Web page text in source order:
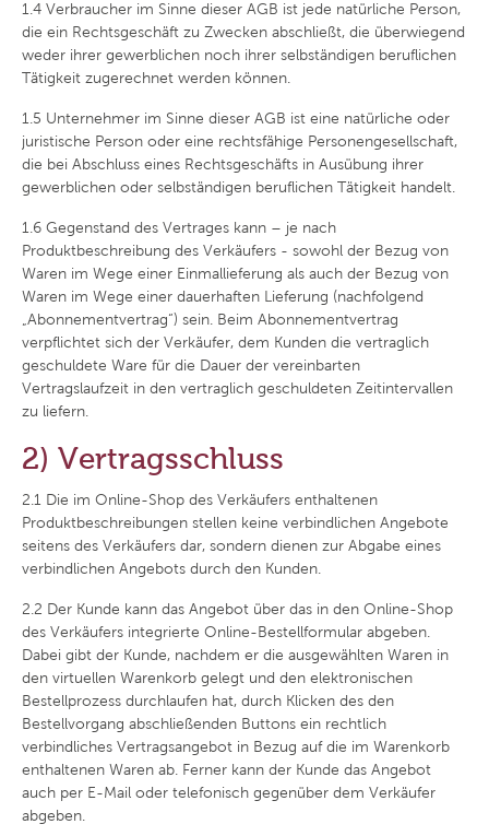
1.4 Verbraucher im Sinne dieser AGB ist jede natürliche Person,
die ein Rechtsgeschäft zu Zwecken abschließt, die überwiegend
weder ihrer gewerblichen noch ihrer selbständigen beruflichen
Tätigkeit zugerechnet werden können.
1.5 Unternehmer im Sinne dieser AGB ist eine natürliche oder
juristische Person oder eine rechtsfähige Personengesellschaft,
die bei Abschluss eines Rechtsgeschäfts in Ausübung ihrer
gewerblichen oder selbständigen beruflichen Tätigkeit handelt.
1.6 Gegenstand des Vertrages kann – je nach
Produktbeschreibung des Verkäufers - sowohl der Bezug von
Waren im Wege einer Einmallieferung als auch der Bezug von
Waren im Wege einer dauerhaften Lieferung (nachfolgend
„Abonnementvertrag“) sein. Beim Abonnementvertrag
verpflichtet sich der Verkäufer, dem Kunden die vertraglich
geschuldete Ware für die Dauer der vereinbarten
Vertragslaufzeit in den vertraglich geschuldeten Zeitintervallen
zu liefern.
2) Vertragsschluss
2.1 Die im Online-Shop des Verkäufers enthaltenen
Produktbeschreibungen stellen keine verbindlichen Angebote
seitens des Verkäufers dar, sondern dienen zur Abgabe eines
verbindlichen Angebots durch den Kunden.
2.2 Der Kunde kann das Angebot über das in den Online-Shop
des Verkäufers integrierte Online-Bestellformular abgeben.
Dabei gibt der Kunde, nachdem er die ausgewählten Waren in
den virtuellen Warenkorb gelegt und den elektronischen
Bestellprozess durchlaufen hat, durch Klicken des den
Bestellvorgang abschließenden Buttons ein rechtlich
verbindliches Vertragsangebot in Bezug auf die im Warenkorb
enthaltenen Waren ab. Ferner kann der Kunde das Angebot
auch per E-Mail oder telefonisch gegenüber dem Verkäufer
abgeben.